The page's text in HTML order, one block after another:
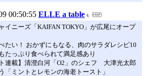
00:50:55 ELLE a table
イニーズ「KAIFAN TOKYO」が広尾にオープ
たい！ おかずにもなる、肉のサラダレシピ10
たっぷり食べられて満足感あり
ト連載】清澄白河「O2」のシェフ 大津光太郎
「ミントとレモンの海老トースト」